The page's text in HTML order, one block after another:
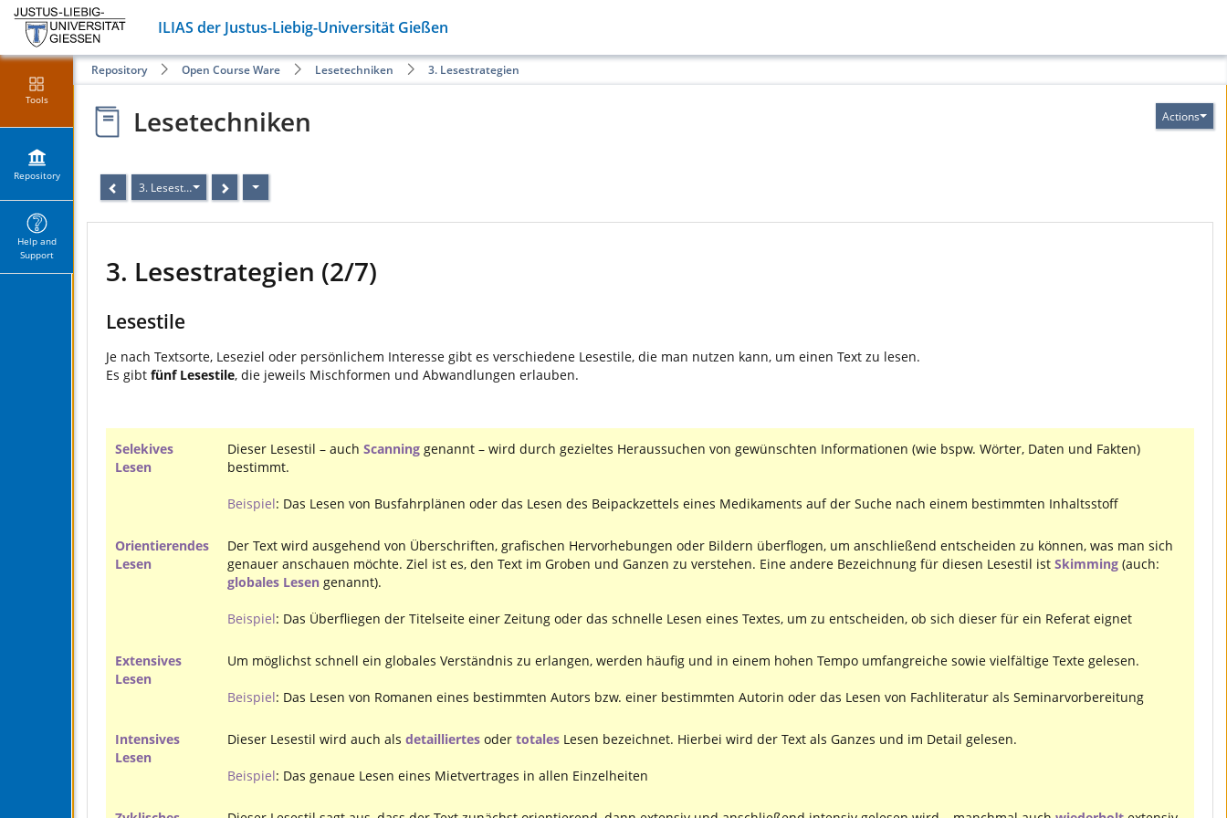
ILIAS der Justus-Liebig-Universität Gießen
Tools
Repository
Help and
Support
Repository Open Course Ware Lesetechniken 3. Lesestrategien
Actions
Lesetechniken
3. Lesestrategien (2/7)
3. Lesestrategien (2/7)
Lesestile
Je nach Textsorte, Leseziel oder persönlichem Interesse gibt es verschiedene Lesestile, die man nutzen kann, um einen Text zu lesen.
Es gibt fünf Lesestile, die jeweils Mischformen und Abwandlungen erlauben.
Selekives
Lesen
Dieser Lesestil – auch Scanning genannt – wird durch gezieltes Heraussuchen von gewünschten Informationen (wie bspw. Wörter, Daten und Fakten)
bestimmt.
Beispiel: Das Lesen von Busfahrplänen oder das Lesen des Beipackzettels eines Medikaments auf der Suche nach einem bestimmten Inhaltsstoff
Orientierendes
Lesen
Der Text wird ausgehend von Überschriften, grafischen Hervorhebungen oder Bildern überflogen, um anschließend entscheiden zu können, was man sich
genauer anschauen möchte. Ziel ist es, den Text im Groben und Ganzen zu verstehen. Eine andere Bezeichnung für diesen Lesestil ist Skimming (auch:
globales Lesen genannt).
Beispiel: Das Überfliegen der Titelseite einer Zeitung oder das schnelle Lesen eines Textes, um zu entscheiden, ob sich dieser für ein Referat eignet
Extensives
Lesen
Um möglichst schnell ein globales Verständnis zu erlangen, werden häufig und in einem hohen Tempo umfangreiche sowie vielfältige Texte gelesen.
Beispiel: Das Lesen von Romanen eines bestimmten Autors bzw. einer bestimmten Autorin oder das Lesen von Fachliteratur als Seminarvorbereitung
Intensives
Lesen
Dieser Lesestil wird auch als detailliertes oder totales Lesen bezeichnet. Hierbei wird der Text als Ganzes und im Detail gelesen.
Beispiel: Das genaue Lesen eines Mietvertrages in allen Einzelheiten